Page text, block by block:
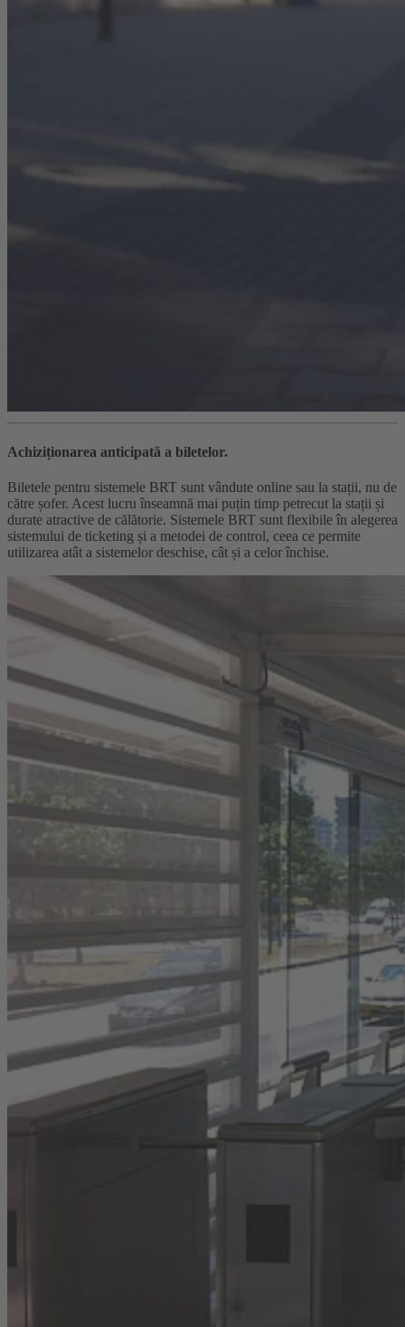
Achiziționarea anticipată a biletelor.
Biletele pentru sistemele BRT sunt vândute online sau la stații, nu de
către șofer. Acest lucru înseamnă mai puțin timp petrecut la stații și
durate atractive de călătorie. Sistemele BRT sunt flexibile în alegerea
sistemului de ticketing și a metodei de control, ceea ce permite
utilizarea atât a sistemelor deschise, cât și a celor închise.